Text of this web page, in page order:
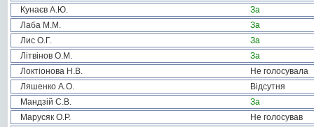
Кунаєв А.Ю.
За
Лаба М.М.
За
Лис О.Г.
За
Літвінов О.М.
За
Локтіонова Н.В.
Не голосувала
Ляшенко А.О.
Відсутня
Мандзій С.В.
За
Марусяк О.Р.
Не голосував